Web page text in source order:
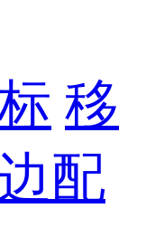
移
配